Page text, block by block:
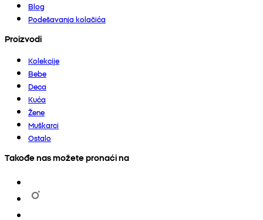
Blog
Podešavanja kolačića
Proizvodi
Kolekcije
Bebe
Deca
Kuća
Žene
Muškarci
Ostalo
Takođe nas možete pronaći na